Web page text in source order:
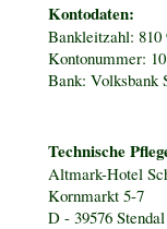
Kontodaten:
Bankleitzahl: 810
Kontonummer:
Bank: Volksbank
Technische
Altmark-Hotel
Kornmarkt 5-7
D - 39576 Stendal